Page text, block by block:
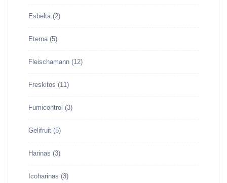
Esbelta (2)
Eterna (5)
Fleischamann (12)
Freskitos (11)
Fumicontrol (3)
Gelifruit (5)
Harinas (3)
Icoharinas (3)